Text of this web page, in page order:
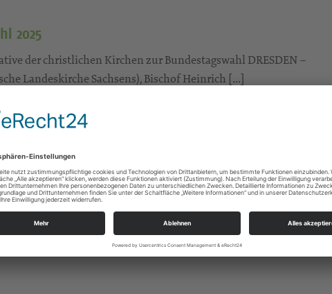
2025
der christlichen Kirchen zur Bundestagswahl DRESDEN –
Landeskirche Sachsens), Bischof Heinrich […]